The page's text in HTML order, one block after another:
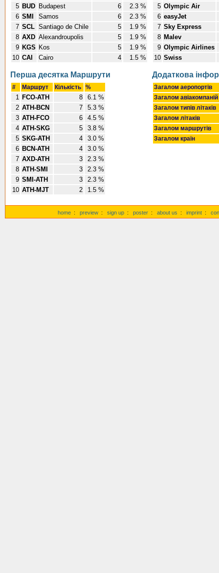
5 BUD Budapest 6
2.3 %
6 SMI Samos 6
2.3 %
7 SCL Santiago de Chile 5
1.9 %
8 AXD Alexandroupolis 5
1.9 %
9 KGS Kos 5
1.9 %
10 CAI Cairo 4 1.5 %
5 Olympic Air
6 easyJet
7 Sky Express
8 Malev
9 Olympic Airlines
10 Swiss
Перша десятка Маршрути
# Маршрут Кількість %
1 FCO-ATH 8
6.1 %
2 ATH-BCN 7
5.3 %
3 ATH-FCO 6
4.5 %
4 ATH-SKG 5
3.8 %
5 SKG-ATH 4
3.0 %
6 BCN-ATH 4
3.0 %
7 AXD-ATH 3
2.3 %
8 ATH-SMI 3
2.3 %
9 SMI-ATH 3
2.3 %
10 ATH-MJT 2 1.5 %
Додаткова
Загалом аеропортів
Загалом авіакомпаній
Загалом типів літаків
Загалом літаків
Загалом маршрутів
Загалом країн
home : preview : sign up : poster : about us : imprint :